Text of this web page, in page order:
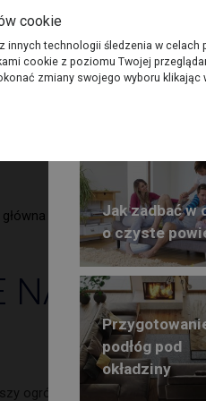
Produkty
Grupie PSB
Głos PSB
ogród wymaga
Jak zadbać w
o czyste
podłóg pod
okładziny
cookie
innych technologii śledzenia w
cookie z poziomu Twojej
zmiany swojego wyboru klikając